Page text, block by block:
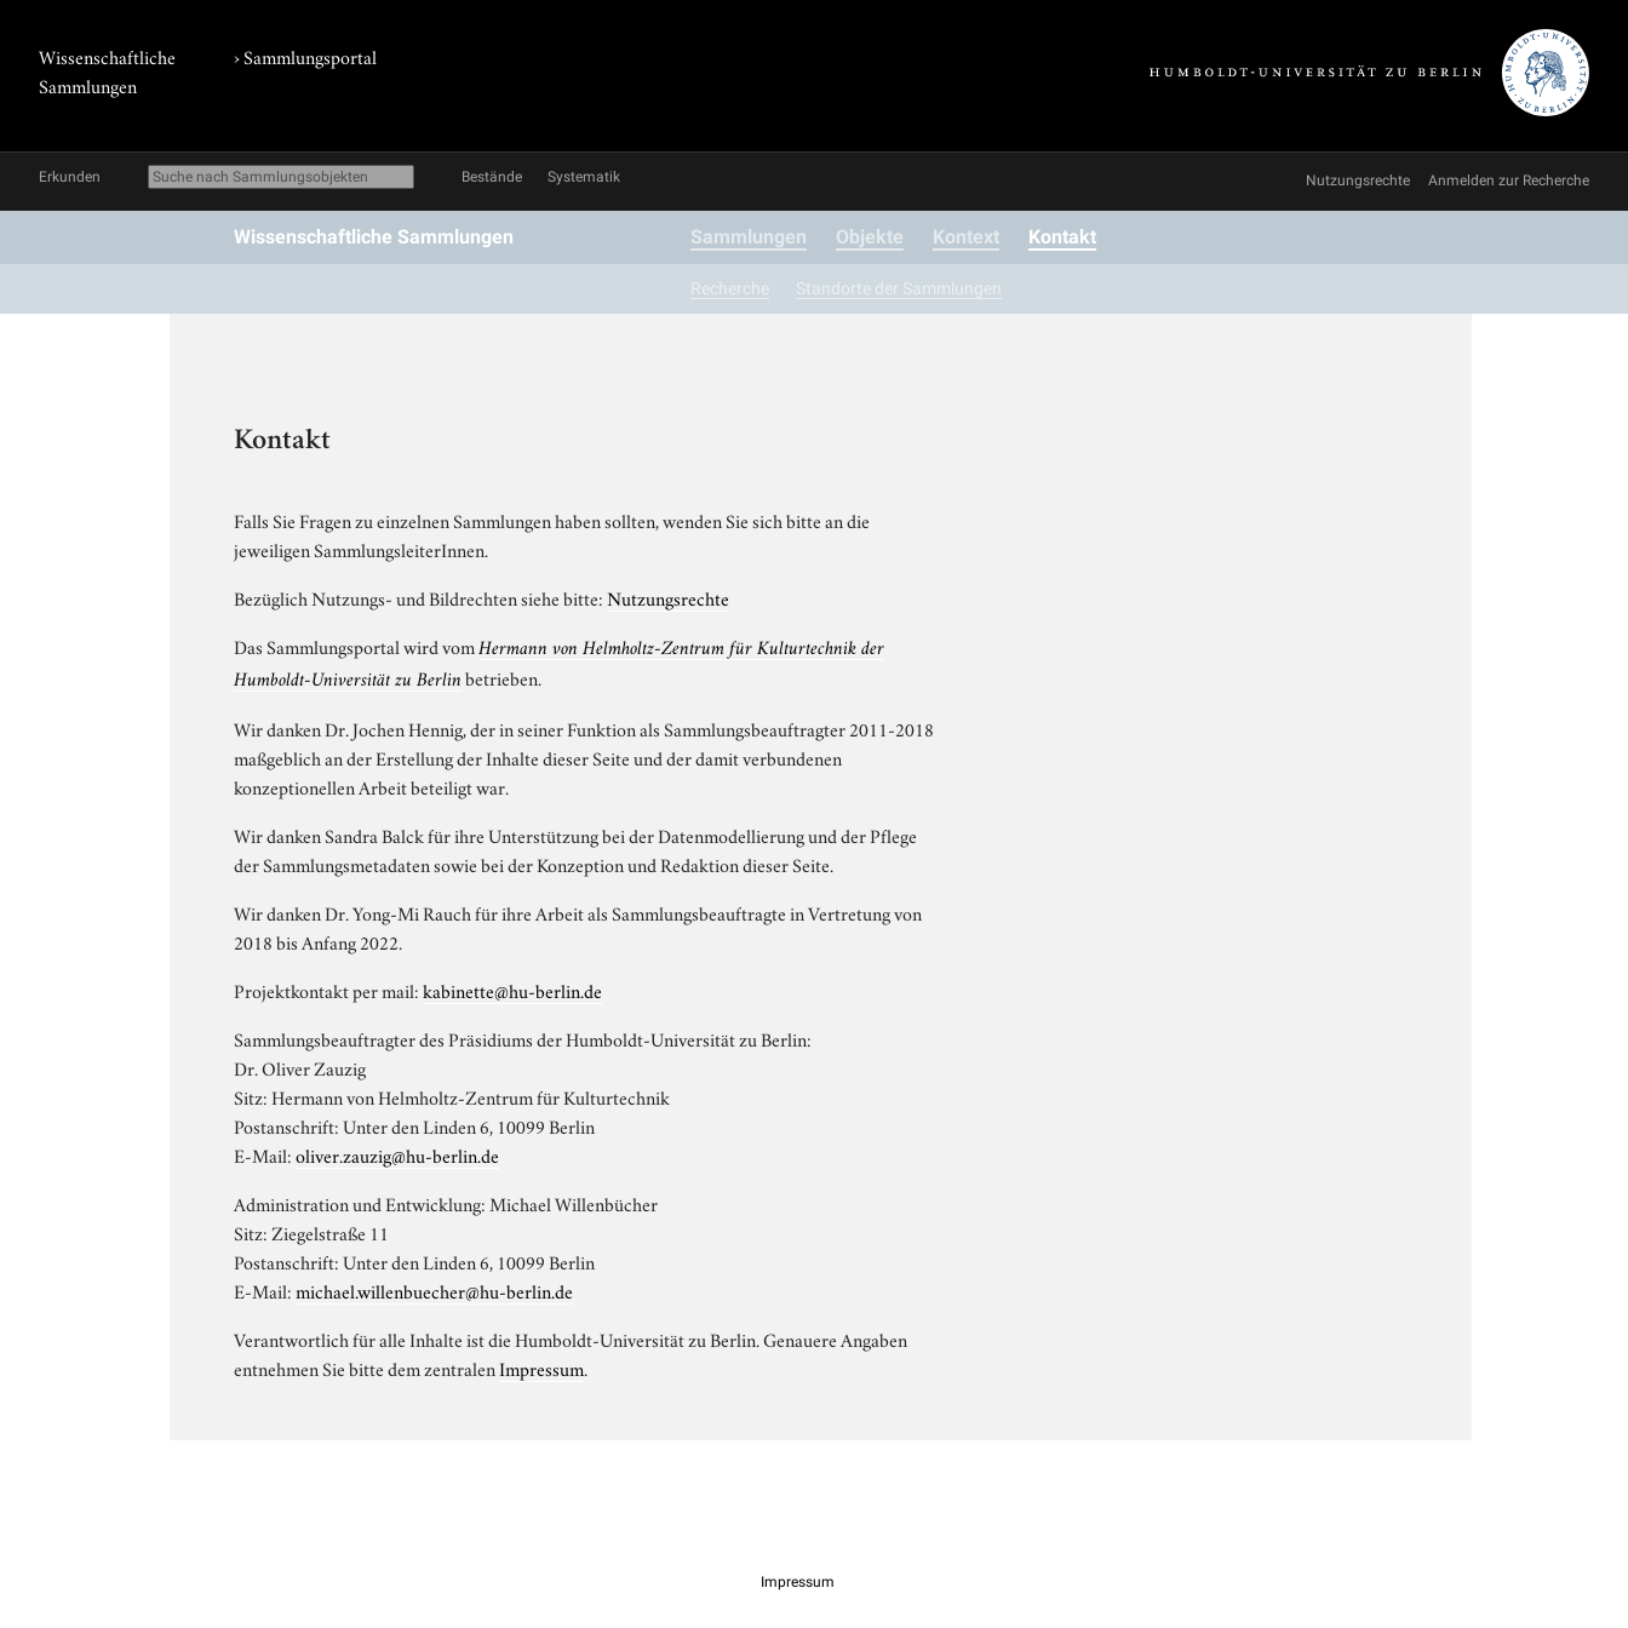
Wissenschaftliche
Sammlungen
›Sammlungsportal
Erkunden Bestände Systematik Nutzungsrechte Anmelden zur Recherche
Wissenschaftliche Sammlungen Sammlungen Objekte Kontext Kontakt
Recherche Standorte der Sammlungen
Kontakt
Falls Sie Fragen zu einzelnen Sammlungen haben sollten, wenden Sie sich bitte an die
jeweiligen SammlungsleiterInnen.
Bezüglich Nutzungs- und Bildrechten siehe bitte:Nutzungsrechte
Das Sammlungsportal wird vom Hermann von Helmholtz-Zentrum für Kulturtechnik der
Humboldt-Universität zu Berlin betrieben.
Wir danken Dr. Jochen Hennig, der in seiner Funktion als Sammlungsbeauftragter 2011-2018
maßgeblich an der Erstellung der Inhalte dieser Seite und der damit verbundenen
konzeptionellen Arbeit beteiligt war.
Wir danken Sandra Balck für ihre Unterstützung bei der Datenmodellierung und der Pflege
der Sammlungsmetadaten sowie bei der Konzeption und Redaktion dieser Seite.
Wir danken Dr. Yong-Mi Rauch für ihre Arbeit als Sammlungsbeauftragte in Vertretung von
2018 bis Anfang 2022.
Projektkontakt per mail:kabinette@hu-berlin.de
Sammlungsbeauftragter des Präsidiums der Humboldt-Universität zu Berlin:
Dr. Oliver Zauzig
Sitz: Hermann von Helmholtz-Zentrum für Kulturtechnik
Postanschrift: Unter den Linden 6, 10099 Berlin
E-Mail:oliver.zauzig@hu-berlin.de
Administration und Entwicklung: Michael Willenbücher
Sitz: Ziegelstraße 11
Postanschrift: Unter den Linden 6, 10099 Berlin
E-Mail:michael.willenbuecher@hu-berlin.de
Verantwortlich für alle Inhalte ist die Humboldt-Universität zu Berlin. Genauere Angaben
entnehmen Sie bitte dem zentralenImpressum.
Impressum